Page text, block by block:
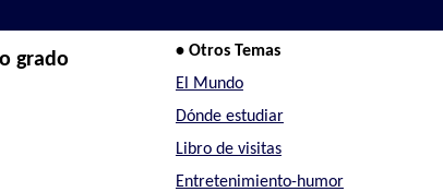
grado
• Otros Temas
El Mundo
Dónde estudiar
Libro de visitas
Entretenimiento-humor